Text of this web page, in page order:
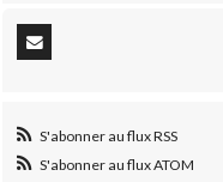
S'abonner au flux RSS
S'abonner au flux ATOM